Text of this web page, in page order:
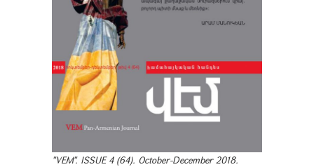
"VEM". ISSUE 4 (64). October-December 2018.